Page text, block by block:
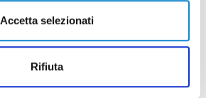
Accetta selezionati
Rifiuta